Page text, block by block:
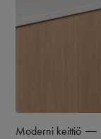
Moderni keittiö